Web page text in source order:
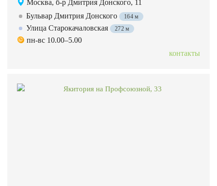
Москва, б-р Дмитрия Донского, 11
Бульвар Дмитрия Донского
164 м
Улица Старокачаловская 272 м
пн-вс 10.00–5.00
контакты